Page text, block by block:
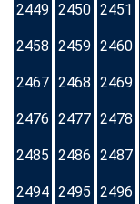
2449 2450 2451
2458 2459 2460
2467 2468 2469
2476 2477 2478
2485 2486 2487
2494 2495 2496